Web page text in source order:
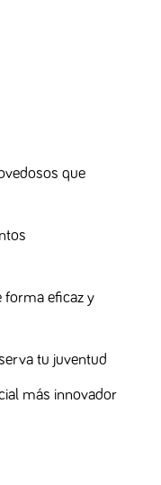
que
forma eficaz y
tu juventud
más innovador